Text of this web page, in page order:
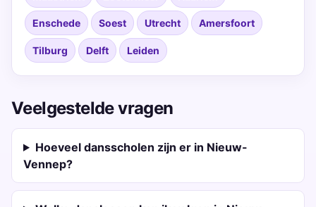
Enschede Soest Utrecht Amersfoort
Tilburg Delft Leiden
Veelgestelde vragen
Hoeveel dansscholen zijn er in Nieuw-
Vennep?